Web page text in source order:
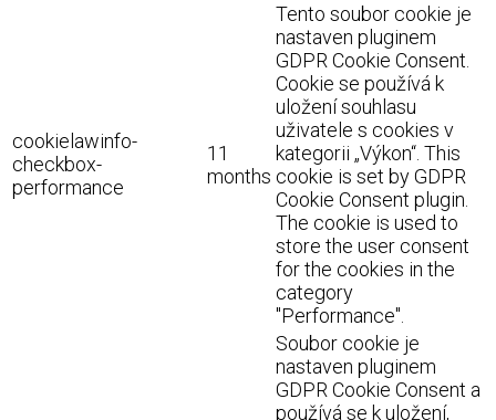
cookielawinfo-
checkbox-
performance
11
months
Tento soubor cookie je
nastaven pluginem
GDPR Cookie Consent.
Cookie se používá k
uložení souhlasu
uživatele s cookies v
kategorii „Výkon“. This
cookie is set by GDPR
Cookie Consent plugin.
The cookie is used to
store the user consent
for the cookies in the
category
"Performance".
Soubor cookie je
nastaven pluginem
GDPR Cookie Consent a
používá se k uložení,